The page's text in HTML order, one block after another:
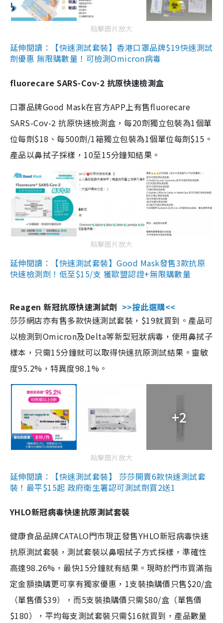
點擊圖片放大
延伸閱讀：【快速測試套裝】香港口罩品牌$19快速測試
劑優惠 無限購數量！可檢測Omicron病毒
fluorecare SARS-Cov-2 抗原快速檢測盒
口罩品牌Good Mask在官方APP上有售fluorecare
SARS-Cov-2 抗原快速檢測盒，每20劑獨立包裝為1個單
位每劑$18、每500劑/1箱獨立包裝為1個單位每劑$15。
產品以鼻拭子採樣，10至15分鐘知結果。
點擊圖片放大
延伸閱讀：【快速測試套裝】Good Mask發售3款抗原
快速檢測劑！低至$15/支 獲歐盟認證+無限購數量
Reagen 新冠抗原快速測試劑 >>按此選購<<
莎莎網店亦有售多款快速測試套裝，$19就買到。產品可
以檢測到Omicron及Delta等新型冠狀病毒，使用鼻拭子
樣本，只需15分鐘就可以取得快速抗原測試結果。靈敏
度95.2%，特異度98.1%。
+2
點擊圖片放大
延伸閱讀：【快速測試套裝】 莎莎開賣6款快速測試套
裝！最平$15起 政府衛生署認可測試劑買2送1
YHLO新冠病毒快速抗原測試套裝
健康食品品牌CATALO門市現正發售YHLO新冠病毒快速
抗原測試套裝，測試套裝以鼻咽拭子方式採樣，準確性
高達98.26%，最快15分鐘就有結果。現時於門市買滿指
定金額換購更可享有獨家優惠，1支裝換購價只售$20/盒
（單售價$39），而5支裝換購價只需$80/盒（單售價
$180），平均每支測試套裝只需$16就買到，產品數量